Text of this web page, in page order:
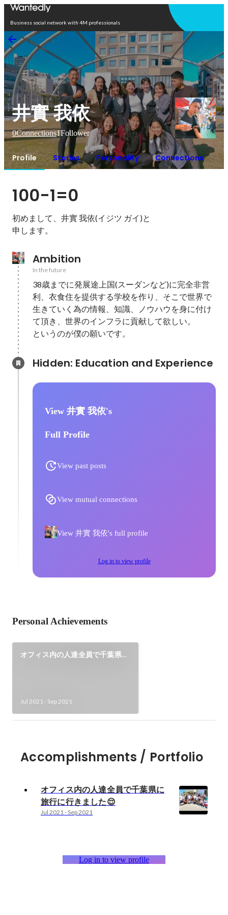
Business social network with 4M professionals
井實 我依
0Connections1Follower
Profile Stories Personality Connections
100-1=0
初めまして、井實 我依(イジツ ガイ)と
申します。
Ambition
In the future
38歳までに発展途上国(スーダンなど)に完全非営
利、衣食住を提供する学校を作り、そこで世界で
生きていく為の情報、知識、ノウハウを身に付け
て頂き、世界のインフラに貢献して欲しい。
というのが僕の願いです。
View 井實 我依's
Full Profile
View past posts
View mutual connections
View 井實 我依's full profile
Log in to view profile
Personal Achievements
オフィス内の人達全員で千葉県に
Jul 2021 - Sep 2021
Accomplishments / Portfolio
オフィス内の人達全員で千葉県に
旅行に行きました😌
Jul 2021-Sep 2021
Log in to view profile